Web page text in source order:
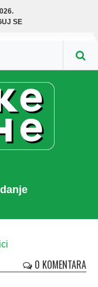
SE
0 KOMENTARA